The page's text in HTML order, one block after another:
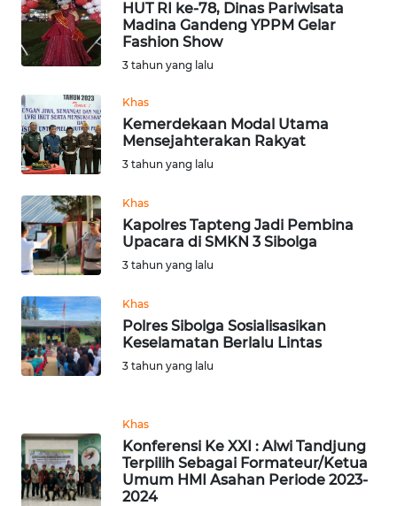
HUT RI ke-78, Dinas Pariwisata
Madina Gandeng YPPM Gelar
Fashion Show
3 tahun yang lalu
Khas
Kemerdekaan Modal Utama
Mensejahterakan Rakyat
3 tahun yang lalu
Khas
Kapolres Tapteng Jadi Pembina
Upacara di SMKN 3 Sibolga
3 tahun yang lalu
Khas
Polres Sibolga Sosialisasikan
Keselamatan Berlalu Lintas
3 tahun yang lalu
Khas
Konferensi Ke XXI : Alwi Tandjung
Terpilih Sebagai Formateur/Ketua
Umum HMI Asahan Periode 2023-
2024
WN
TAPANULI
SELATAN
WN
TANJUNG
LESUNG
KARO
WN
SIMALUNGUN
WN
LABUHANBATU
WN
WN DELI
SERDANG